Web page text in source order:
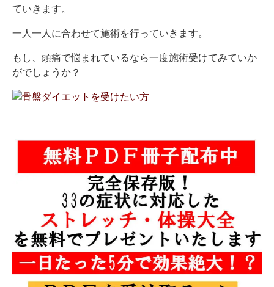
ていきます。
一人一人に合わせて施術を行っていきます。
もし、頭痛で悩まれているなら一度施術受けてみていか
がでしょうか？